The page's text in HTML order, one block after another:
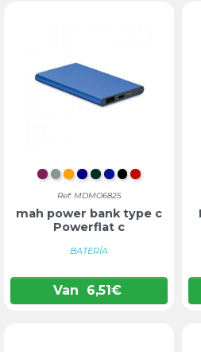
BORDEAUX
MAT ZILVER
ORANJE
DONKERBLAUW
DONKERGROEN
ZWART
ROOD
Ref: MDMO6825
mah power bank type c
Powerflat c
BATERÍA
Van 6,51€